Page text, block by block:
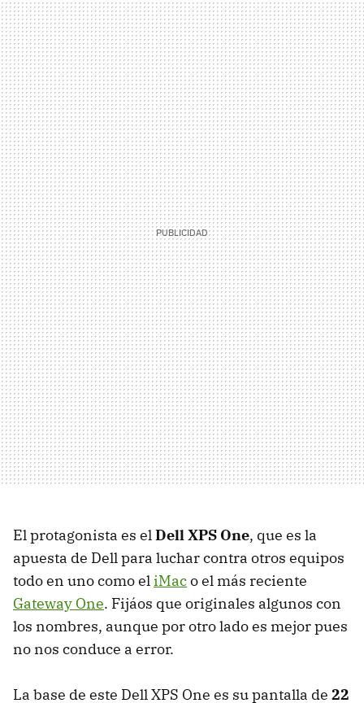
El protagonista es elDell XPS One, que es la
apuesta de Dell para luchar contra otros equipos
todo en uno como eliMaco el más reciente
Gateway One. Fijáos que originales algunos con
los nombres, aunque por otro lado es mejor pues
no nos conduce a error.
La base de este Dell XPS One es su pantalla de 22